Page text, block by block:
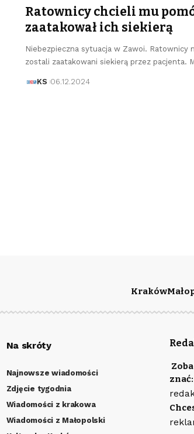
Ratownicy chcieli mu
zaatakował ich siekierą
Niebezpieczna sytuacja w Zawoi. Ratownicy
zostali zaatakowani siekierą przez pacjenta.
KS 06.12.2024
Kraków
Na skróty
Najnowsze wiadomości
Zdjęcie tygodnia
Wiadomości z krakowa
Wiadomości z Małopolski
znać: